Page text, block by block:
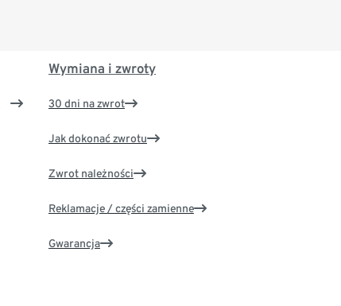
Wymiana i zwroty
30 dni na zwrot
Jak dokonać zwrotu
Zwrot należności
Reklamacje / części zamienne
Gwarancja